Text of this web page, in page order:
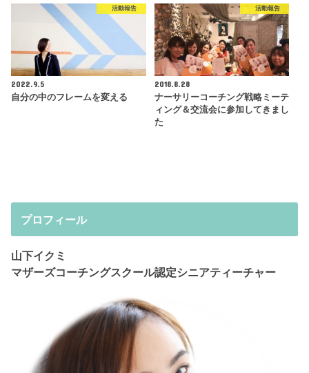
活動報告
2022.9.5
自分の中のフレームを変える
活動報告
2018.8.28
ナーサリーコーチング戦略ミーテ
ィング＆交流会に参加してきまし
た
プロフィール
山下イクミ
マザーズコーチングスクール認定シニアティーチャー